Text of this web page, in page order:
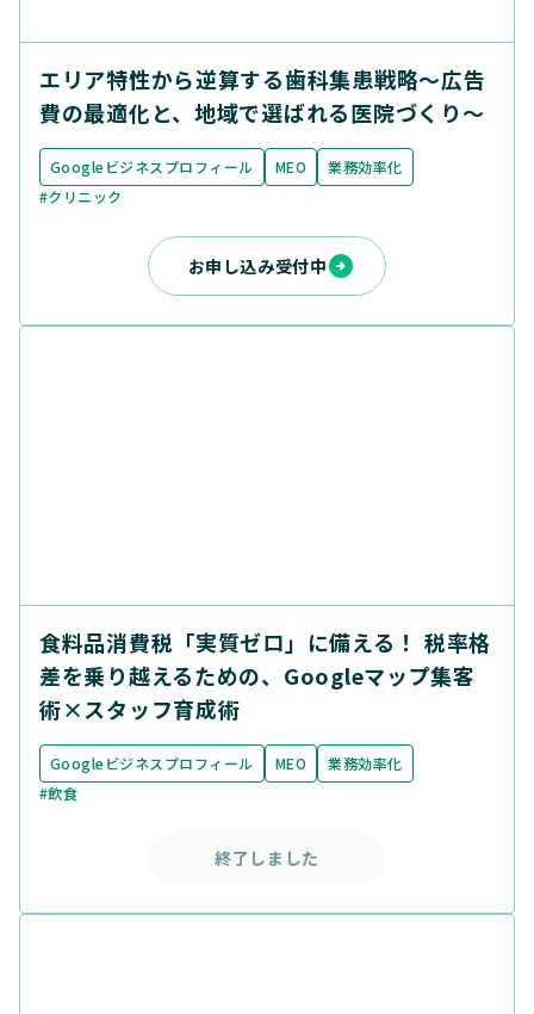
エリア特性から逆算する歯科集患戦略〜広告
費の最適化と、地域で選ばれる医院づくり〜
Googleビジネスプロフィール MEO
業務効率化
#クリニック
お申し込み受付中
食料品消費税「実質ゼロ」に備える！ 税率格
差を乗り越えるための、Googleマップ集客
術×スタッフ育成術
Googleビジネスプロフィール MEO
業務効率化
#飲食
終了しました